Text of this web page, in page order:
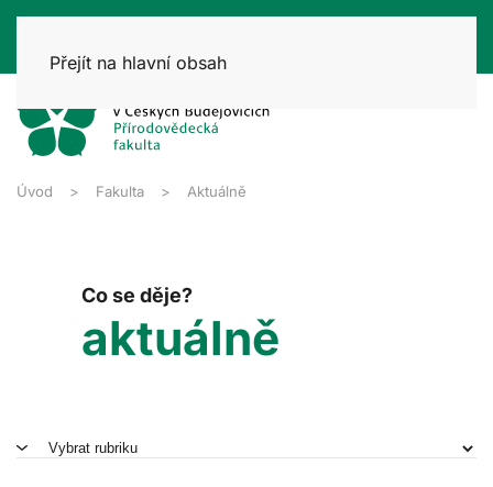
Přejít na hlavní obsah
Úvod Fakulta Aktuálně
Co se děje?
aktuálně